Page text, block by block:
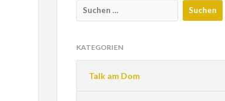
KATEGORIEN
Talk am Dom